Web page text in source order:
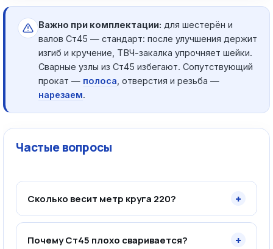
Важно при комплектации: для шестерён и
валов Ст45 — стандарт: после улучшения держит
изгиб и кручение, ТВЧ-закалка упрочняет шейки.
Сварные узлы из Ст45 избегают. Сопутствующий
прокат — полоса , отверстия и резьба —
нарезаем.
Частые вопросы
Сколько весит метр круга 220? +
Почему Ст45 плохо сваривается? +